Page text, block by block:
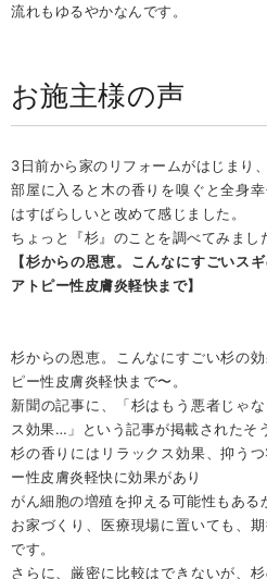
流れもゆるやかなんです。
お施主様の声
3日前から家のリフォームがはじまり
部屋に入ると木の香りを嗅ぐと全身
はすばらしいと改めて感じました。
ちょっと『杉』のことを調べてみまし
【杉からの恩恵。こんなにすごい
アトピー性皮膚炎軽快まで】
杉からの恩恵。こんなにすごい杉の
ピー性皮膚炎軽快まで〜。
新聞の記事に、「杉はもう悪者じゃ
ス効果…」という記事が掲載されたそ
杉の香りにはリラックス効果、抑う
ー性皮膚炎軽快に効果があり
がん細胞の増殖を抑える可能性もあ
お家づくり、医療現場に置いても、
です。
さらに、厳密に比較はできないが、